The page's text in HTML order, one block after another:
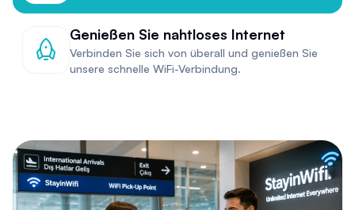
Genießen Sie nahtloses Internet
Verbinden Sie sich von überall und genießen Sie
unsere schnelle WiFi-Verbindung.